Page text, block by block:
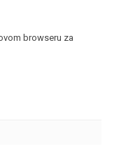
browseru za